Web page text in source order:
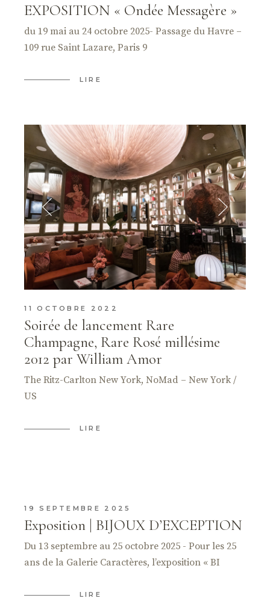
EXPOSITION « Ondée Messagère »
du 19 mai au 24 octobre 2025- Passage du Havre –
109 rue Saint Lazare, Paris 9
LIRE
11 OCTOBRE 2022
Soirée de lancement Rare
Champagne, Rare Rosé millésime
2012 par William Amor
The Ritz-Carlton New York, NoMad – New York /
US
LIRE
19 SEPTEMBRE 2025
Exposition | BIJOUX D’EXCEPTION
Du 13 septembre au 25 octobre 2025 - Pour les 25
ans de la Galerie Caractères, l’exposition « BI
LIRE